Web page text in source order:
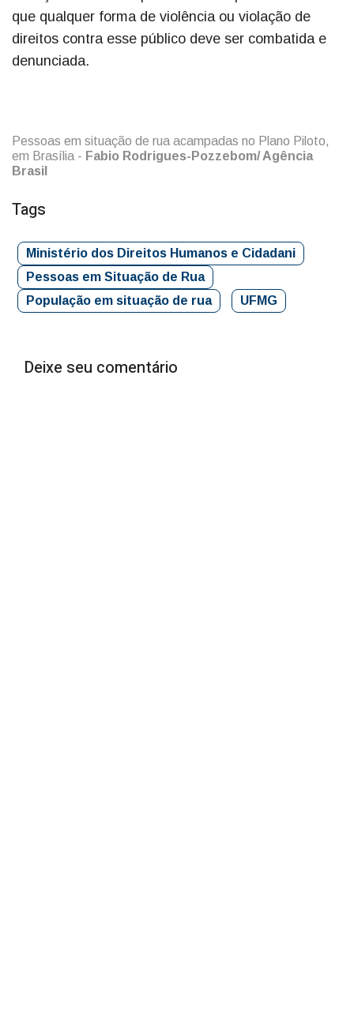
que qualquer forma de violência ou violação de
direitos contra esse público deve ser combatida e
denunciada.
Pessoas em situação de rua acampadas no Plano Piloto,
em Brasília - Fabio Rodrigues-Pozzebom/ Agência
Brasil
Tags
Ministério dos Direitos Humanos e Cidadani
Pessoas em Situação de Rua
População em situação de rua
UFMG
Deixe seu comentário